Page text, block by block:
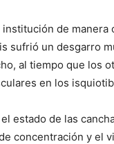
de manera
sufrió un desgarro
al tiempo que los
en los
estado de las
concentración y el